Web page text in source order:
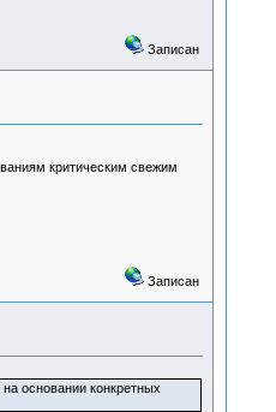
Записан
критическим свежим
Записан
основании конкретных